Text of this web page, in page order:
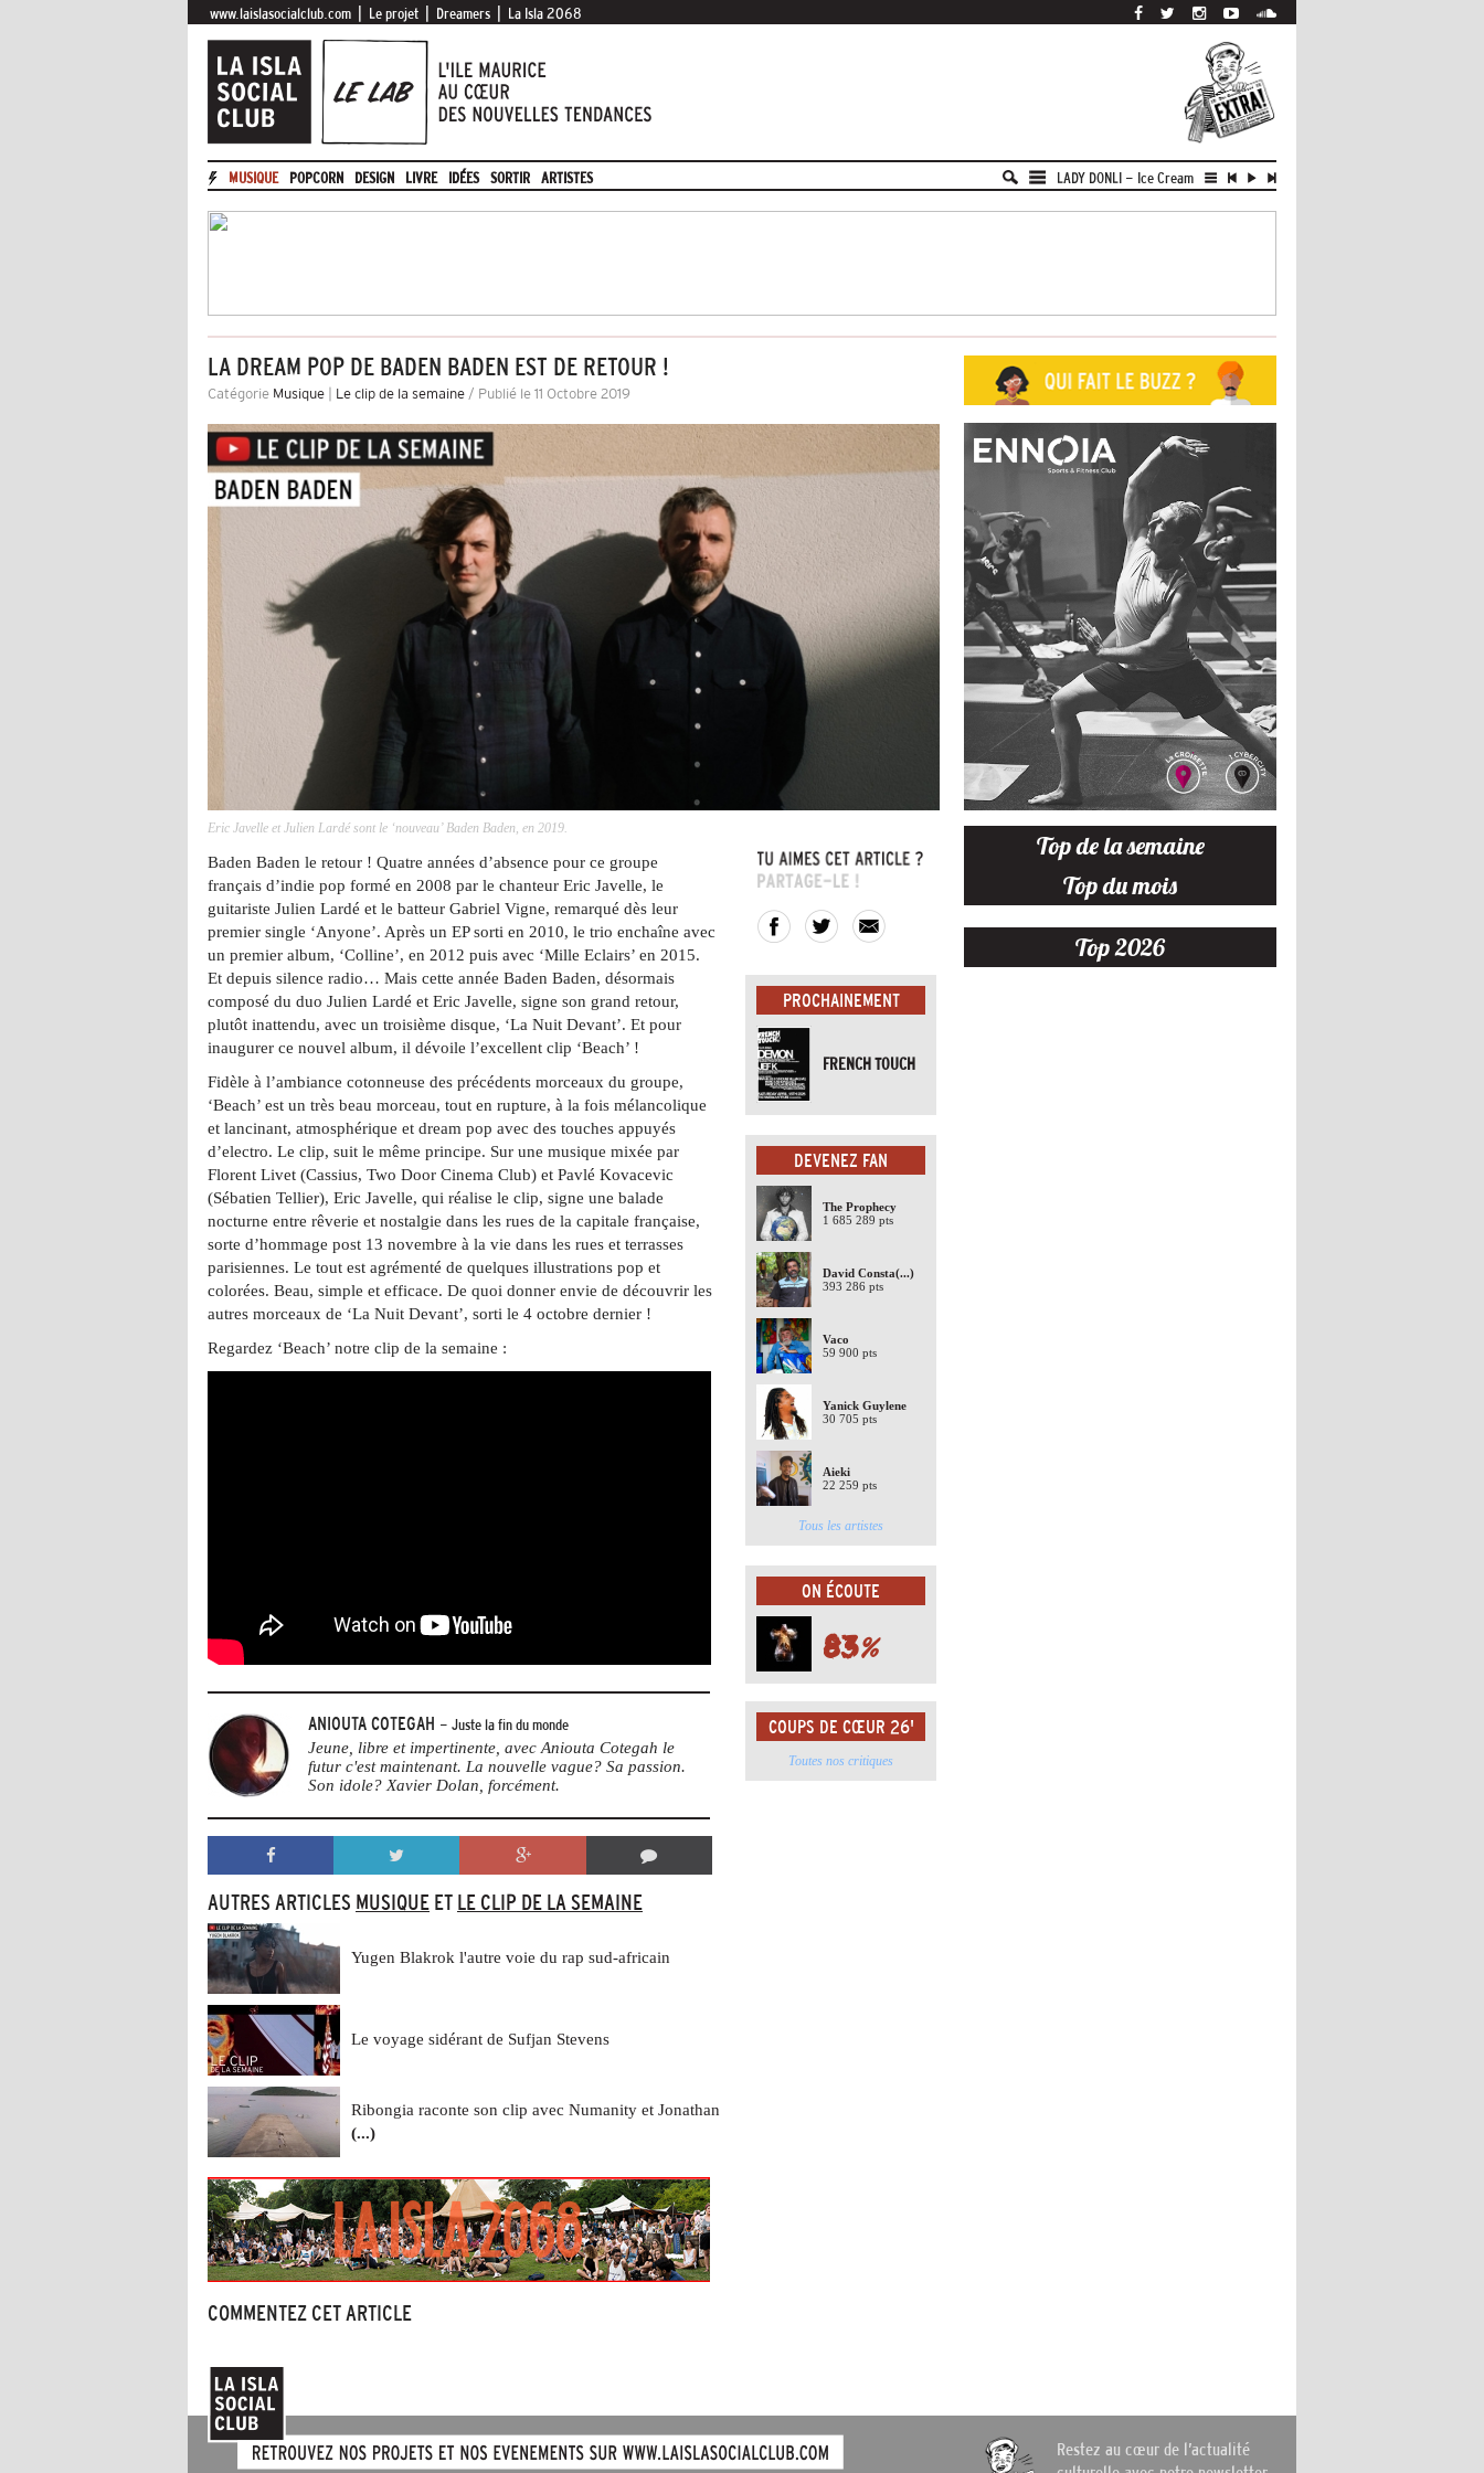
www.laislasocialclub.com Le projet Dreamers La Isla 2068
MUSIQUE POPCORN DESIGN LIVRE IDÉES SORTIR ARTISTES LADY DONLI - Ice Cream
LA DREAM POP DE BADEN BADEN EST DE RETOUR !
Catégorie Musique Le clip de la semaine / Publié le 11 Octobre 2019
Eric Javelle et Julien Lardé sont le ‘nouveau’ Baden Baden, en 2019.
Baden Baden le retour ! Quatre années d’absence pour ce groupe
français d’indie pop formé en 2008 par le chanteur Eric Javelle, le
guitariste Julien Lardé et le batteur Gabriel Vigne, remarqué dès leur
premier single ‘Anyone’. Après un EP sorti en 2010, le trio enchaîne avec
un premier album, ‘Colline’, en 2012 puis avec ‘Mille Eclairs’ en 2015.
Et depuis silence radio… Mais cette année Baden Baden, désormais
composé du duo Julien Lardé et Eric Javelle, signe son grand retour,
plutôt inattendu, avec un troisième disque, ‘La Nuit Devant’. Et pour
inaugurer ce nouvel album, il dévoile l’excellent clip ‘Beach’ !
Fidèle à l’ambiance cotonneuse des précédents morceaux du groupe,
‘Beach’ est un très beau morceau, tout en rupture, à la fois mélancolique
et lancinant, atmosphérique et dream pop avec des touches appuyés
d’electro. Le clip, suit le même principe. Sur une musique mixée par
Florent Livet (Cassius, Two Door Cinema Club) et Pavlé Kovacevic
(Sébatien Tellier), Eric Javelle, qui réalise le clip, signe une balade
nocturne entre rêverie et nostalgie dans les rues de la capitale française,
sorte d’hommage post 13 novembre à la vie dans les rues et terrasses
parisiennes. Le tout est agrémenté de quelques illustrations pop et
colorées. Beau, simple et efficace. De quoi donner envie de découvrir les
autres morceaux de ‘La Nuit Devant’, sorti le 4 octobre dernier !
Regardez ‘Beach’ notre clip de la semaine :
ANIOUTA COTEGAH - Juste la fin du monde
Jeune, libre et impertinente, avec Aniouta Cotegah le
futur c'est maintenant. La nouvelle vague? Sa passion.
Son idole? Xavier Dolan, forcément.
AUTRES ARTICLES MUSIQUE ET LE CLIP DE LA SEMAINE
Yugen Blakrok l'autre voie du rap sud-africain
Le voyage sidérant de Sufjan Stevens
Ribongia raconte son clip avec Numanity et Jonathan
(...)
COMMENTEZ CET ARTICLE
PROCHAINEMENT
FRENCH TOUCH
DEVENEZ FAN
The Prophecy
1 685 289 pts
David Consta(...)
393 286 pts
Vaco
59 900 pts
Yanick Guylene
30 705 pts
Aieki
22 259 pts
Tous les artistes
ON ÉCOUTE
83%
COUPS DE CŒUR 26'
Toutes nos critiques
Top de la semaine
Top du mois
Top 2026
Restez au cœur de l’actualité